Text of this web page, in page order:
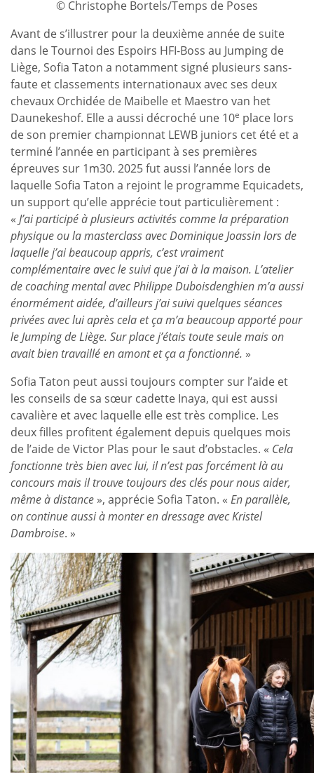
© Christophe Bortels/Temps de Poses
Avant de s’illustrer pour la deuxième année de suite
dans le Tournoi des Espoirs HFI-Boss au Jumping de
Liège, Sofia Taton a notamment signé plusieurs sans-
faute et classements internationaux avec ses deux
chevaux Orchidée de Maibelle et Maestro van het
Daunekeshof. Elle a aussi décroché une 10e place lors
de son premier championnat LEWB juniors cet été et a
terminé l’année en participant à ses premières
épreuves sur 1m30. 2025 fut aussi l’année lors de
laquelle Sofia Taton a rejoint le programme Equicadets,
un support qu’elle apprécie tout particulièrement :
« J’ai participé à plusieurs activités comme la préparation
physique ou la masterclass avec Dominique Joassin lors de
laquelle j’ai beaucoup appris, c’est vraiment
complémentaire avec le suivi que j’ai à la maison. L’atelier
de coaching mental avec Philippe Duboisdenghien m’a aussi
énormément aidée, d’ailleurs j’ai suivi quelques séances
privées avec lui après cela et ça m’a beaucoup apporté pour
le Jumping de Liège. Sur place j’étais toute seule mais on
avait bien travaillé en amont et ça a fonctionné. »
Sofia Taton peut aussi toujours compter sur l’aide et
les conseils de sa sœur cadette Inaya, qui est aussi
cavalière et avec laquelle elle est très complice. Les
deux filles profitent également depuis quelques mois
de l’aide de Victor Plas pour le saut d’obstacles. « Cela
fonctionne très bien avec lui, il n’est pas forcément là au
concours mais il trouve toujours des clés pour nous aider,
même à distance », apprécie Sofia Taton. « En parallèle,
on continue aussi à monter en dressage avec Kristel
Dambroise. »